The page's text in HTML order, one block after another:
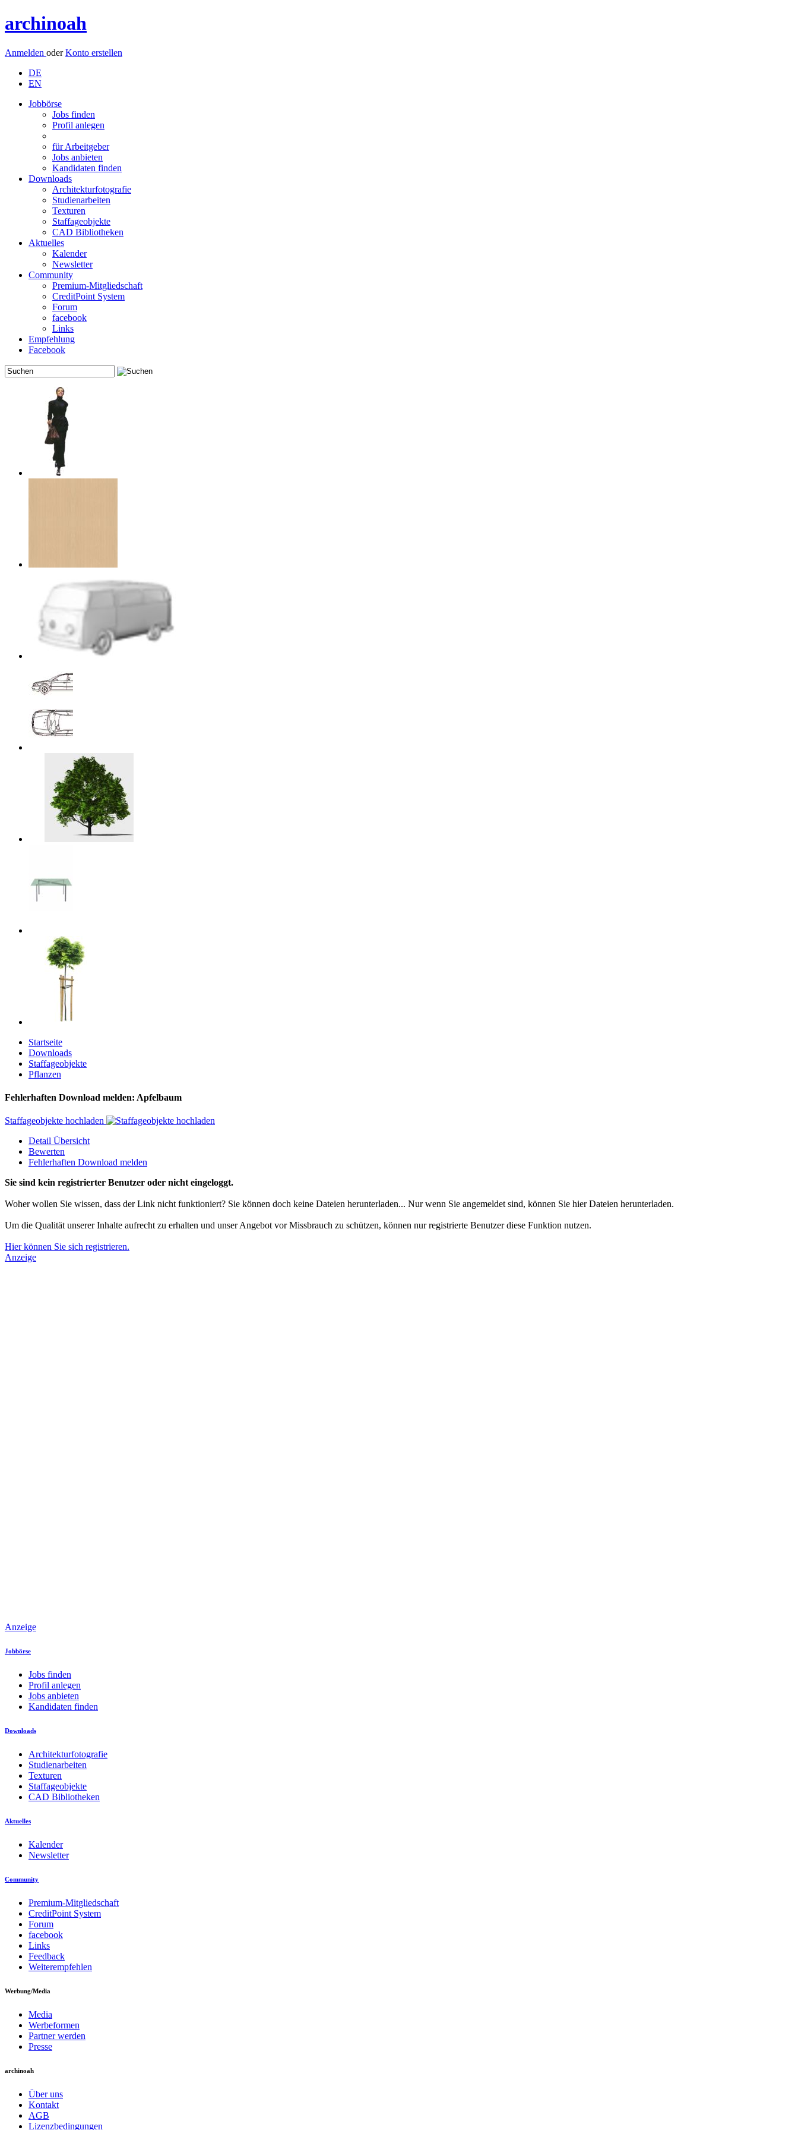
archinoah
Anmelden oderKonto erstellen
DE
EN
Jobbörse
Jobs finden
Profil anlegen
für Arbeitgeber
Jobs anbieten
Kandidaten finden
Downloads
Architekturfotografie
Studienarbeiten
Texturen
Staffageobjekte
CAD Bibliotheken
Aktuelles
Kalender
Newsletter
Community
Premium-Mitgliedschaft
CreditPoint System
Forum
facebook
Links
Empfehlung
Facebook
Startseite
Downloads
Staffageobjekte
Pflanzen
Fehlerhaften Download melden: Apfelbaum
Staffageobjekte hochladen
Detail Übersicht
Bewerten
Fehlerhaften Download melden
Sie sind kein registrierter Benutzer oder nicht eingeloggt.
Woher wollen Sie wissen, dass der Link nicht funktioniert? Sie können doch keine Dateien herunterladen... Nur wenn Sie angemeldet sind, können Sie hier Dateien herunterladen.
Um die Qualität unserer Inhalte aufrecht zu erhalten und unser Angebot vor Missbrauch zu schützen, können nur registrierte Benutzer diese Funktion nutzen.
Hier können Sie sich registrieren.
Anzeige
Anzeige
Jobbörse
Jobs finden
Profil anlegen
Jobs anbieten
Kandidaten finden
Downloads
Architekturfotografie
Studienarbeiten
Texturen
Staffageobjekte
CAD Bibliotheken
Aktuelles
Kalender
Newsletter
Community
Premium-Mitgliedschaft
CreditPoint System
Forum
facebook
Links
Feedback
Weiterempfehlen
Werbung/Media
Media
Werbeformen
Partner werden
Presse
archinoah
Über uns
Kontakt
AGB
Lizenzbedingungen